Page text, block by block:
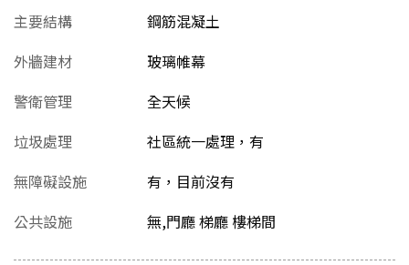
主要結構
鋼筋混凝土
外牆建材
玻璃帷幕
警衛管理
全天候
垃圾處理
社區統一處理，有
無障礙設施
有，目前沒有
公共設施
無,門廳 梯廳 樓梯間